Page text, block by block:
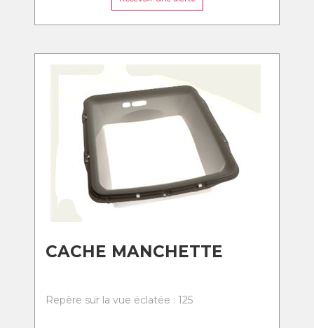
CACHE MANCHETTE
Repère sur la vue éclatée : 125